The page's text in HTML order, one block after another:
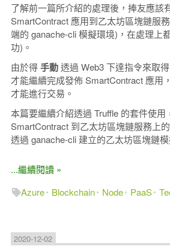
了解前一篇所介紹的處理後，捧友應該
SmartContract 應用到乙太坊區塊鏈服
端的 ganache-cli 模擬環境)，在處理上
功)。
由於得手動透過 Web3 下達指令來取
才能繼續完成發佈 SmartContract 應用
才能進行交易。
本篇要繼續介紹透過 Truffle 的套件使
SmartContract 到乙太坊區塊鏈服務上
透過 ganache-cli 建立的乙太坊區塊鏈模
...繼續閱讀 »
Azure
Blockchain Node PaaS
2020-12-02